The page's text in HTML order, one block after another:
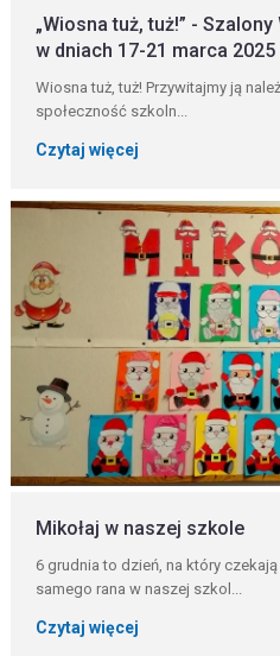
„Wiosna tuż, tuż!” -
w dniach 17-21 marca 2025
Wiosna tuż, tuż! Przywitajmy ją
społeczność szkoln...
Czytaj więcej
Mikołaj w naszej szkole
6 grudnia to dzień, na który
samego rana w naszej szkol...
Czytaj więcej